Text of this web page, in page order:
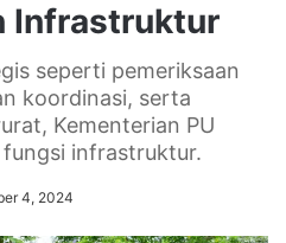
Infrastruktur
seperti pemeriksaan
koordinasi, serta
Kementerian PU
infrastruktur.
4, 2024